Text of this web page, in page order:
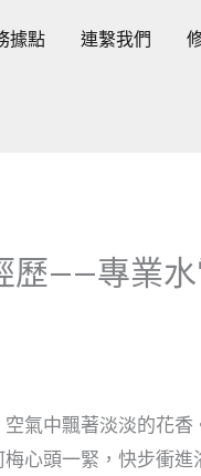
據點 連繫我們
歷——專業
氣中飄著淡淡的花
心頭一緊，快步衝